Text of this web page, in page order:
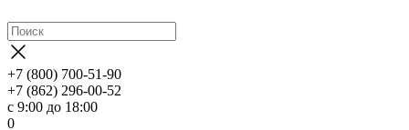
+7 (800) 700-51-90
+7 (862) 296-00-52
с 9:00 до 18:00
0